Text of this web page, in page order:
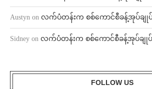
Austyn on လက်ပံတန်းက စစ်ကောင်စီခန့်အုပ်ချု
Sidney on လက်ပံတန်းက စစ်ကောင်စီခန့်အုပ်ချုပ်
FOLLOW US